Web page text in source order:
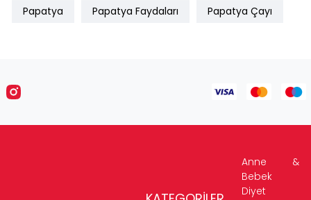
Papatya Papatya Faydaları Papatya Çayı
Anne &
Bebek
Diyet